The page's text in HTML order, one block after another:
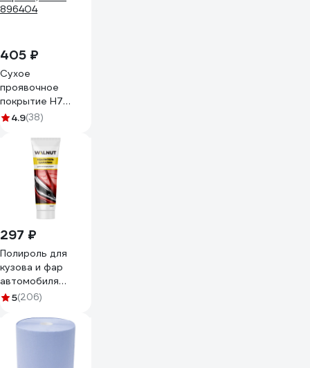
405 ₽
Сухое
проявочное
покрытие H7
чёрное, 100 г
4.9(38)
297 ₽
Полироль для
кузова и фар
автомобиля
WALNUT 100 г
5(206)